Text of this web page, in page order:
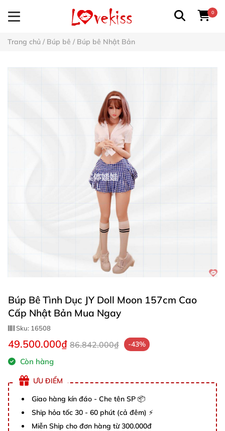
0
Trang chủ / Búp bê / Búp bê Nhật Bản
Búp Bê Tình Dục JY Doll Moon 157cm Cao
Cấp Nhật Bản Mua Ngay
Sku: 16508
49.500.000₫ 86.842.000₫ -43%
Còn hàng
ƯU ĐIỂM
Giao hàng kín đáo - Che tên SP 📦
Ship hỏa tốc 30 - 60 phút (cả đêm) ⚡
Miễn Ship cho đơn hàng từ 300.000đ